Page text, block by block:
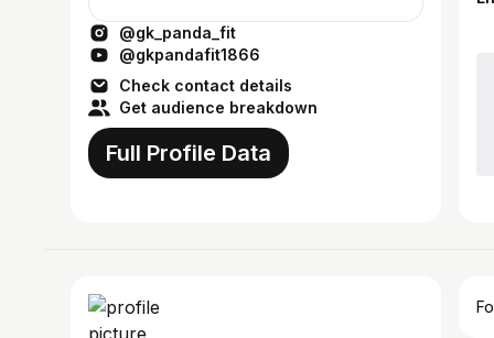
@gk_panda_fit
@gkpandafit1866
Check contact details
Get audience breakdown
Full Profile Data